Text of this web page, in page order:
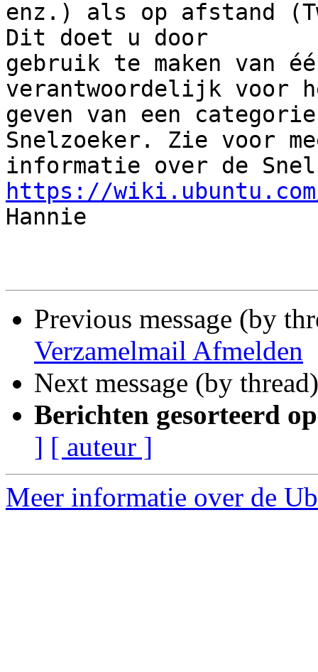
enz.) als op afstand
Dit doet u door
gebruik te maken van
verantwoordelijk voor
geven van een
Snelzoeker. Zie voor
https://
Hannie
Previous message (by
Verzamelmail Afmelden
Next message (by
Berichten gesorteerd
] [ auteur ]
Meer informatie over de